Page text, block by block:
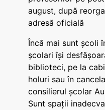
august, după
adresă oficială
Încă mai sunt școli
școlari își
biblioteci, pe la
holuri sau în
consilierul școlar
Sunt spații